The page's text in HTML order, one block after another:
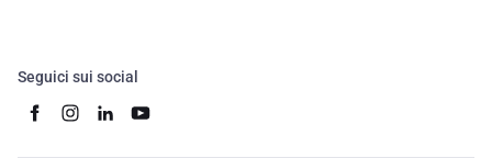
Seguici sui social